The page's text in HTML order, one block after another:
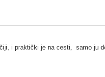
i praktički je na cesti, samo ju